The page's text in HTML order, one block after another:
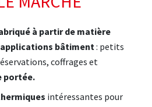
à partir de matière
applications bâtiment : petits
coffrages et
portée.
intéressantes pour